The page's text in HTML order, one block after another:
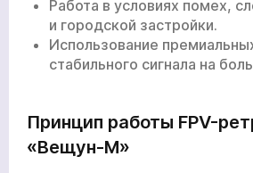
Работа в условиях помех,
и городской застройки.
Использование
стабильного сигнала на
Принцип работы FPV-
«Вещун-М»